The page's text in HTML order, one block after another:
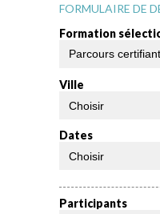
FORMULAIRE DE
Formation
Ville
Dates
Participants